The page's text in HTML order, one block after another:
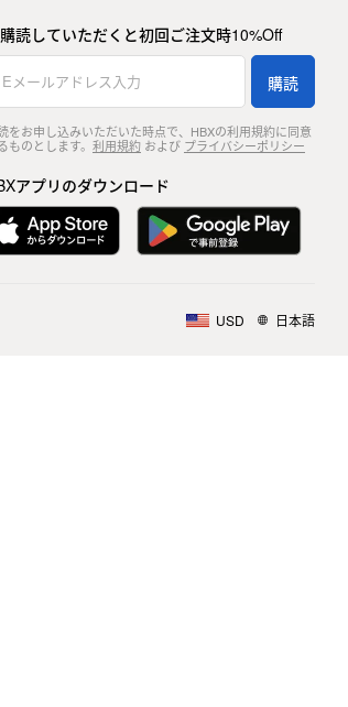
読していただくと初回ご注文時10%Off
購読
をお申し込みいただいた時点で、HBXの利用規約に同意
ものとします。 利用規約および プライバシーポリシー
アプリのダウンロード
USD 日本語